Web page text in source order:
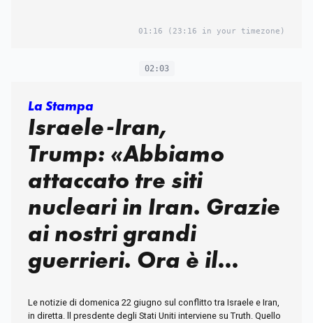
01:16 (23:16 in your timezone)
02:03
La Stampa
Israele-Iran,
Trump: «Abbiamo
attaccato tre siti
nucleari in Iran. Grazie
ai nostri grandi
guerrieri. Ora è il
Le notizie di domenica 22 giugno sul conflitto tra Israele e Iran,
in diretta. ll presdente degli Stati Uniti interviene su Truth. Quello